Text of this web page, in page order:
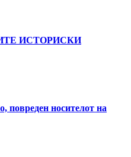
ИСТОРИСКИ
повреден носителот на